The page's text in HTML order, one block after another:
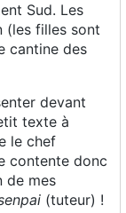
Sud. Les
(les filles sont
cantine des
devant
texte à
le chef
contente donc
de mes
(tuteur) !